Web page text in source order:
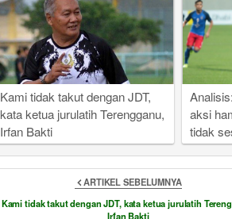
Kami tidak takut dengan JDT,
kata ketua jurulatih Terengganu,
Irfan Bakti
aksi
tidak
ARTIKEL SEBELUMNYA
Kami tidak takut dengan JDT, kata ketua jurulatih
Irfan Bakti